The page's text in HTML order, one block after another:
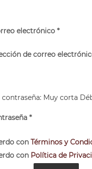
electrónico *
de correo
Muy corta
*
con Términos y
con Política de